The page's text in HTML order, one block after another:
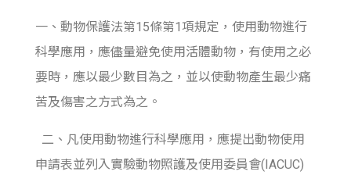
一、動物保護法第15條第1項規定，使用動物進行
科學應用，應儘量避免使用活體動物，有使用之必
要時，應以最少數目為之，並以使動物產生最少痛
苦及傷害之方式為之。
二、凡使用動物進行科學應用，應提出動物使用
申請表並列入實驗動物照護及使用委員會(IACUC)